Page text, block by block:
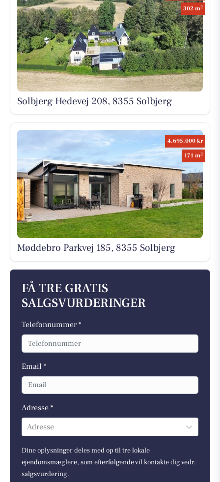
302 m2
Solbjerg Hedevej 208, 8355 Solbjerg
4.695.000 kr
171 m2
Møddebro Parkvej 185, 8355 Solbjerg
FÅ TRE GRATIS
SALGSVURDERINGER
Telefonnummer *
Email *
Adresse *
Adresse
Dine oplysninger deles med op til tre lokale
ejendomsmæglere, som efterfølgende vil kontakte dig vedr.
salgsvurdering.